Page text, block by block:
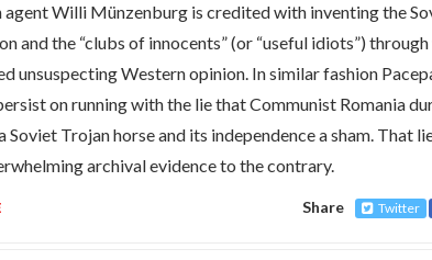
agent Willi Münzenburg is credited with inventing the
and the “clubs of innocents” (or “useful idiots”) through
unsuspecting Western opinion. In similar fashion
on running with the lie that Communist Romania
Soviet Trojan horse and its independence a sham. That
archival evidence to the contrary.
Share Twitter